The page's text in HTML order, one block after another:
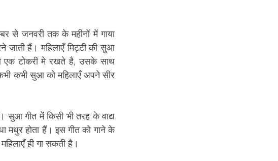
से जनवरी तक के महीनों में गाया
हैं। महिलाएँ मिट्टी की सुआ
एक टोकरी मे रखते है, उसके साथ
कभी सुआ को महिलाएँ अपने सीर
मधुर होता हैं। इस गीत को गाने के
ही गा सकती है।